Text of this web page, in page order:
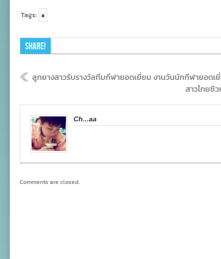
Tags: a
Share!
ลูกยางสาวรับรางวัลทีมกีฬายอดเยี่ยม งานวันนักกีฬายอดเยี่
สาวไทยซิ
Ch...aa
Comments are closed.